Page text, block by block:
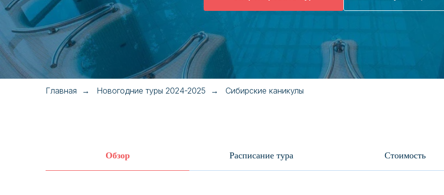
Главная → Новогодние туры 2024-2025 → Сибирские каникулы
Обзор Расписание тура Стоимость